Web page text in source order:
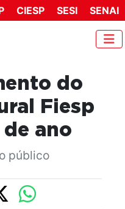
CIESP SESI SENAI
do
Fiesp
ano
público